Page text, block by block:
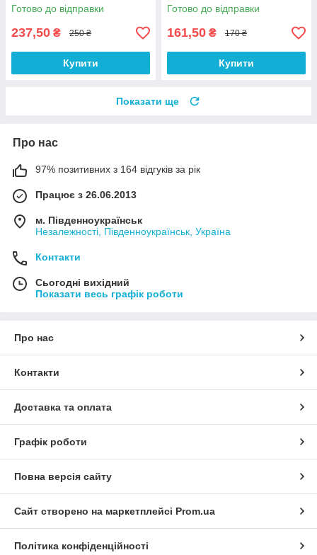
Готово до відправки
237,50 ₴ 250 ₴
Купити
Готово до відправки
161,50 ₴ 170 ₴
Купити
Показати ще
Про нас
97% позитивних з 164 відгуків за рік
Працює з 26.06.2013
м. Південноукраїнськ
Незалежності, Південноукраїнськ, Україна
Контакти
Сьогодні вихідний
Показати весь графік роботи
Про нас
Контакти
Доставка та оплата
Графік роботи
Повна версія сайту
Сайт створено на маркетплейсі Prom.ua
Політика конфіденційності